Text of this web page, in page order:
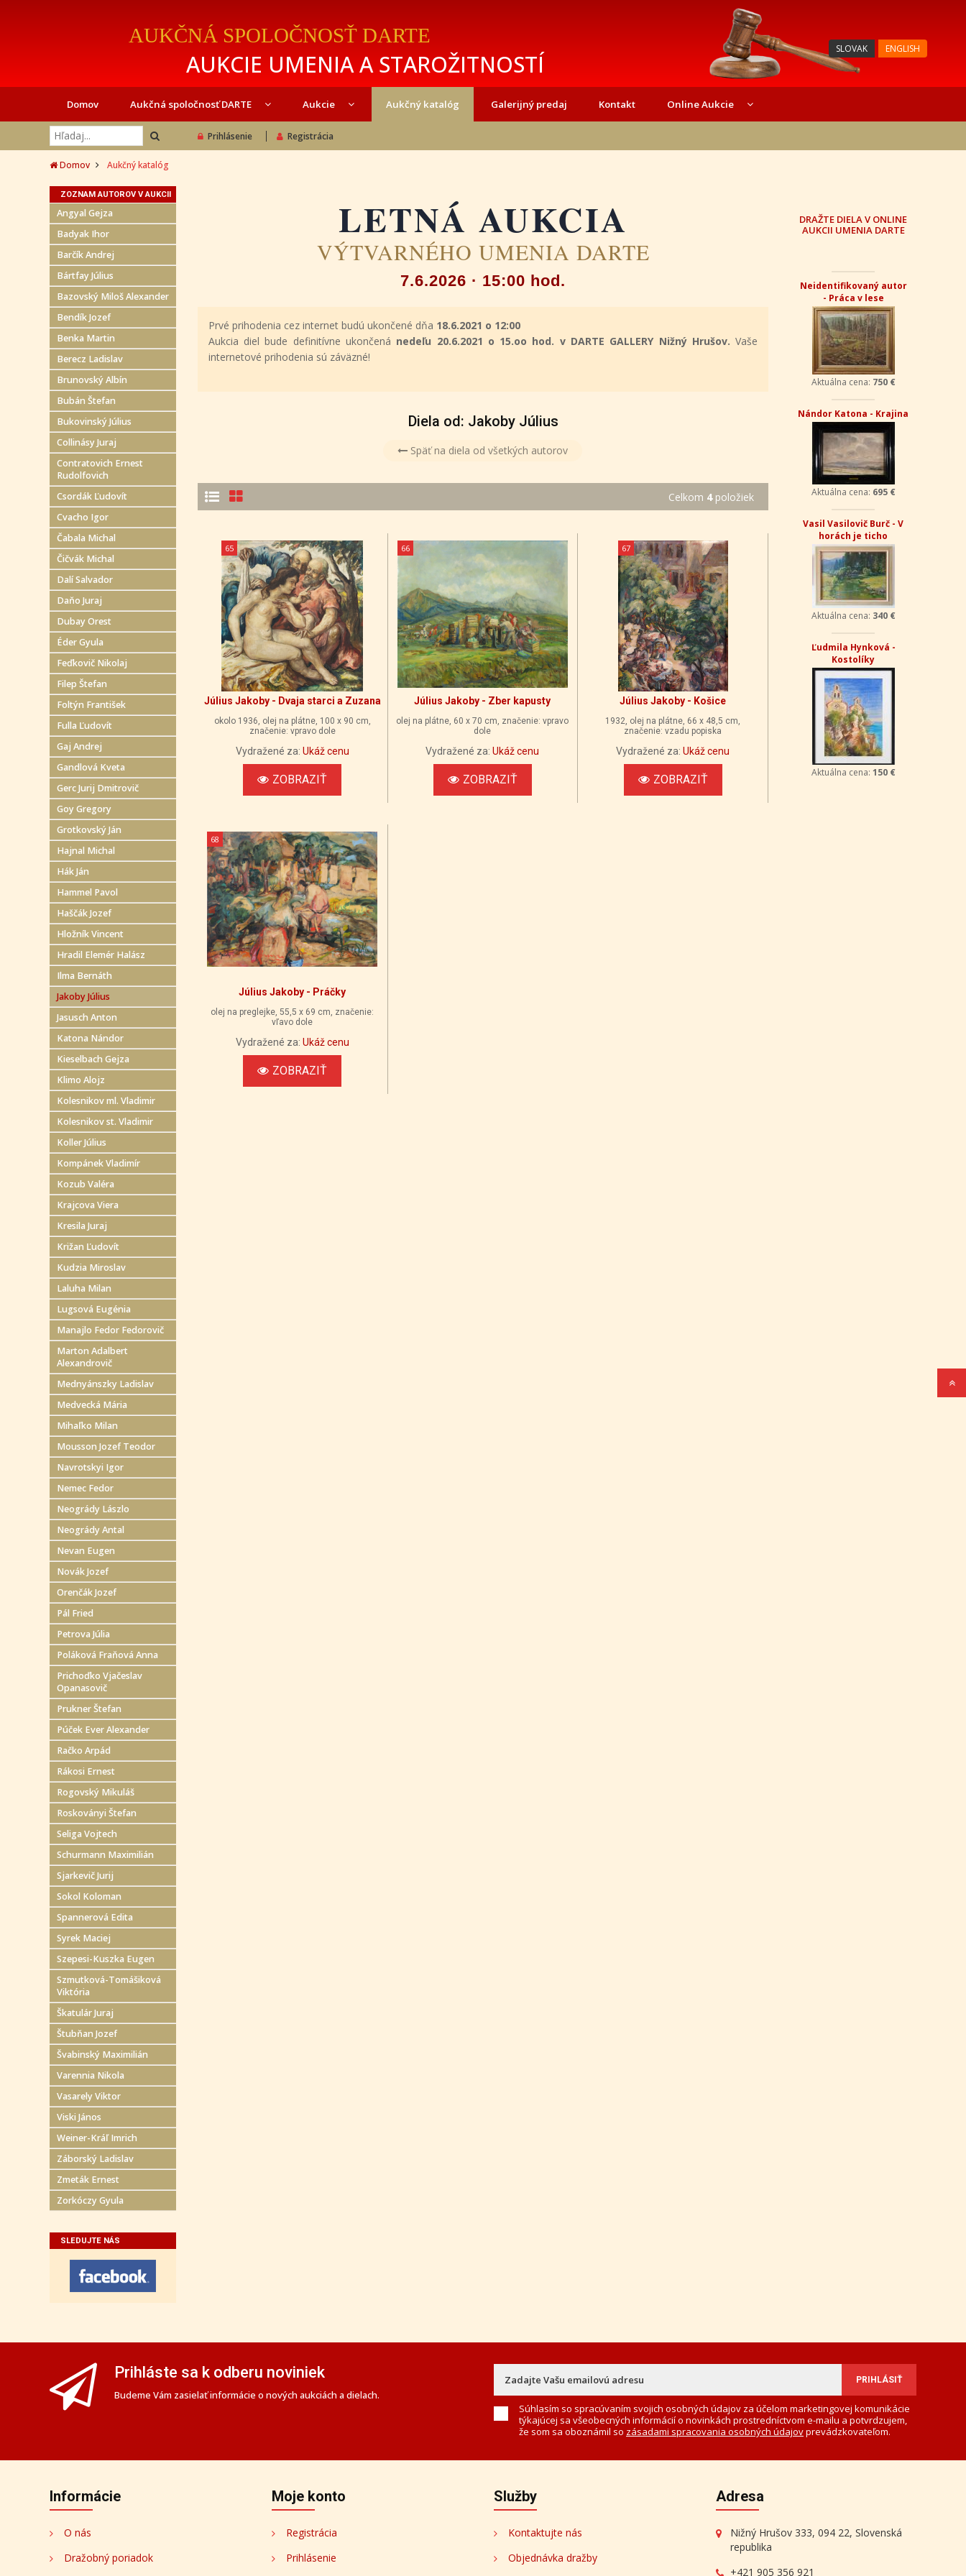
AUKČNÁ SPOLOČNOSŤ DARTE
AUKCIE UMENIA A STAROŽITNOSTÍ
SLOVAK ENGLISH
Domov Aukčná spoločnosť DARTE Aukcie Aukčný katalóg Galerijný predaj Kontakt Online Aukcie
Prihlásenie Registrácia
Domov Aukčný katalóg
ZOZNAM AUTOROV V AUKCII
Angyal Gejza
Badyak Ihor
Barčík Andrej
Bártfay Július
Bazovský Miloš Alexander
Bendík Jozef
Benka Martin
Berecz Ladislav
Brunovský Albín
Bubán Štefan
Bukovinský Július
Collinásy Juraj
Contratovich Ernest
Rudolfovich
Csordák Ľudovít
Cvacho Igor
Čabala Michal
Čičvák Michal
Dalí Salvador
Daňo Juraj
Dubay Orest
Éder Gyula
Feďkovič Nikolaj
Filep Štefan
Foltýn František
Fulla Ľudovít
Gaj Andrej
Gandlová Kveta
Gerc Jurij Dmitrovič
Goy Gregory
Grotkovský Ján
Hajnal Michal
Hák Ján
Hammel Pavol
Haščák Jozef
Hložník Vincent
Hradil Elemér Halász
Ilma Bernáth
Jakoby Július
Jasusch Anton
Katona Nándor
Kieselbach Gejza
Klimo Alojz
Kolesnikov ml. Vladimir
Kolesnikov st. Vladimir
Koller Július
Kompánek Vladimír
Kozub Valéra
Krajcova Viera
Kresila Juraj
Križan Ľudovít
Kudzia Miroslav
Laluha Milan
Lugsová Eugénia
Manajlo Fedor Fedorovič
Marton Adalbert
Alexandrovič
Mednyánszky Ladislav
Medvecká Mária
Mihaľko Milan
Mousson Jozef Teodor
Navrotskyi Igor
Nemec Fedor
Neogrády Lászlo
Neogrády Antal
Nevan Eugen
Novák Jozef
Orenčák Jozef
Pál Fried
Petrova Júlia
Poláková Fraňová Anna
Prichoďko Vjačeslav
Opanasovič
Prukner Štefan
Púček Ever Alexander
Račko Arpád
Rákosi Ernest
Rogovský Mikuláš
Roskoványi Štefan
Seliga Vojtech
Schurmann Maximilián
Sjarkevič Jurij
Sokol Koloman
Spannerová Edita
Syrek Maciej
Szepesi-Kuszka Eugen
Szmutková-Tomášiková
Viktória
Škatulár Juraj
Štubňan Jozef
Švabinský Maximilián
Varennia Nikola
Vasarely Viktor
Viski János
Weiner-Kráľ Imrich
Záborský Ladislav
Zmeták Ernest
Zorkóczy Gyula
SLEDUJTE NÁS
LETNÁ AUKCIA
VÝTVARNÉHO UMENIA DARTE
7.6.2026 · 15:00 hod.
Prvé prihodenia cez internet budú ukončené dňa 18.6.2021 o 12:00
Aukcia diel bude definitívne ukončená nedeľu 20.6.2021 o 15.oo hod. v DARTE GALLERY Nižný Hrušov.Vaše
internetové prihodenia sú záväzné!
Diela od: Jakoby Július
Späť na diela od všetkých autorov
Celkom 4položiek
65
Július Jakoby - Dvaja starci a Zuzana
okolo 1936, olej na plátne, 100 x 90 cm,
značenie: vpravo dole
Vydražené za: Ukáž cenu
ZOBRAZIŤ
66
Július Jakoby - Zber kapusty
olej na plátne, 60 x 70 cm, značenie: vpravo
dole
Vydražené za:Ukáž cenu
ZOBRAZIŤ
67
Július Jakoby - Košice
1932, olej na plátne, 66 x 48,5 cm,
značenie: vzadu popiska
Vydražené za:Ukáž cenu
ZOBRAZIŤ
68
Július Jakoby - Práčky
olej na preglejke, 55,5 x 69 cm, značenie:
vľavo dole
Vydražené za: Ukáž cenu
ZOBRAZIŤ
DRAŽTE DIELA V ONLINE
AUKCII UMENIA DARTE
Neidentifikovaný autor
- Práca v lese
Aktuálna cena: 750 €
Nándor Katona - Krajina
Aktuálna cena: 695 €
Vasil Vasilovič Burč - V
horách je ticho
Aktuálna cena: 340 €
Ľudmila Hynková -
Kostolíky
Aktuálna cena: 150 €
Prihláste sa k odberu noviniek
Budeme Vám zasielať informácie o nových aukciách a dielach.
Súhlasím so spracúvaním svojich osobných údajov za účelom marketingovej komunikácie
týkajúcej sa všeobecných informácií o novinkách prostredníctvom e-mailu a potvrdzujem,
že som sa oboznámil so zásadami spracovania osobných údajovprevádzkovateľom.
Informácie
O nás
Dražobný poriadok
Moje konto
Registrácia
Prihlásenie
Služby
Kontaktujte nás
Objednávka dražby
Adresa
Nižný Hrušov 333, 094 22, Slovenská
republika
+421 905 356 921